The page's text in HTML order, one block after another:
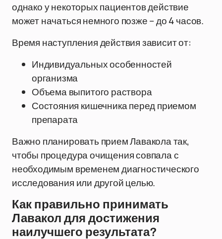
однако у некоторых пациентов действие
может начаться немного позже – до 4 часов.
Время наступления действия зависит от:
Индивидуальных особенностей
организма
Объема выпитого раствора
Состояния кишечника перед приемом
препарата
Важно планировать прием Лавакола так,
чтобы процедура очищения совпала с
необходимым временем диагностического
исследования или другой целью.
Как правильно принимать
Лавакол для достижения
наилучшего результата?